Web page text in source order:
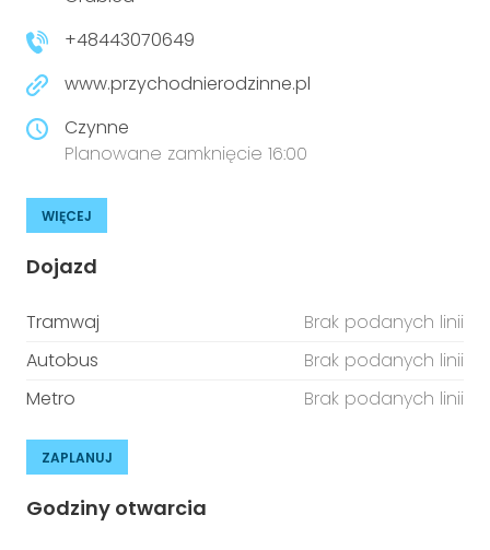
Prawo
Prawa osób z niepełnosprawnościami
+48443070649
www.przychodnierodzinne.pl
Czynne
Planowane zamknięcie 16:00
WIĘCEJ
Dojazd
Tramwaj
Brak podanych linii
Autobus
Brak podanych linii
Metro
Brak podanych linii
ZAPLANUJ
Godziny otwarcia